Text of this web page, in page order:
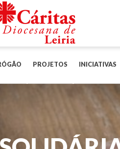
PROJETOS INICIATIVAS